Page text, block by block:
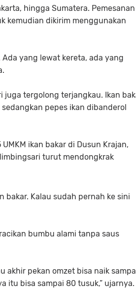
hingga Sumatera. Pemesanan
kemudian dikirim menggunakan
Ada yang lewat kereta, ada yang
juga tergolong terjangkau. Ikan
pepes ikan dibanderol
ikan bakar di Dusun Krajan,
turut mendongkrak
bakar. Kalau sudah pernah ke sini
bumbu alami tanpa saus
akhir pekan omzet bisa naik
itu bisa sampai 80 tusuk,” ujarnya.